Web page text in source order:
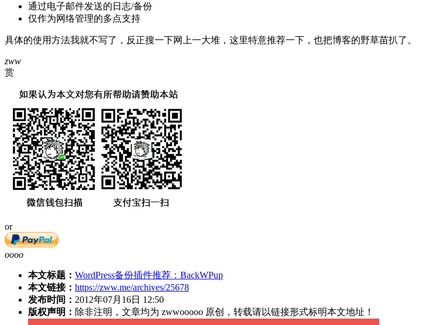
通过电子邮件发送的日志/备份
仅作为网络管理的多点支持
具体的使用方法我就不写了，反正搜一下网上一大堆，这里特意推荐一下，也把博客的野草苗扒了。
zww
赏
or
oooo
本文标题： WordPress备份插件推荐：BackWPup
本文链接： https://zww.me/archives/25678
发布时间： 2012年07月16日 12:50
版权声明： 除非注明，文章均为 zwwooooo 原创，转载请以链接形式标明本文地址！